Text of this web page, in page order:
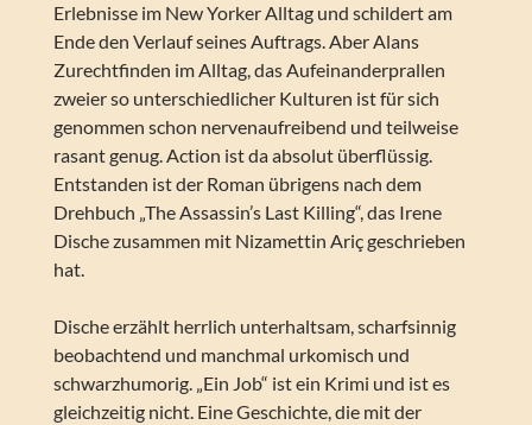
Erlebnisse im New Yorker Alltag und schildert am
Ende den Verlauf seines Auftrags. Aber Alans
Zurechtfinden im Alltag, das Aufeinanderprallen
zweier so unterschiedlicher Kulturen ist für sich
genommen schon nervenaufreibend und teilweise
rasant genug. Action ist da absolut überflüssig.
Entstanden ist der Roman übrigens nach dem
Drehbuch „The Assassin’s Last Killing“, das Irene
Dische zusammen mit Nizamettin Ariç geschrieben
hat.
Dische erzählt herrlich unterhaltsam, scharfsinnig
beobachtend und manchmal urkomisch und
schwarzhumorig. „Ein Job“ ist ein Krimi und ist es
gleichzeitig nicht. Eine Geschichte, die mit der